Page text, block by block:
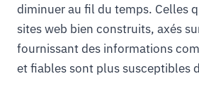
diminuer au fil du temps. Celles
sites web bien construits, axés
fournissant des informations
et fiables sont plus susceptibles